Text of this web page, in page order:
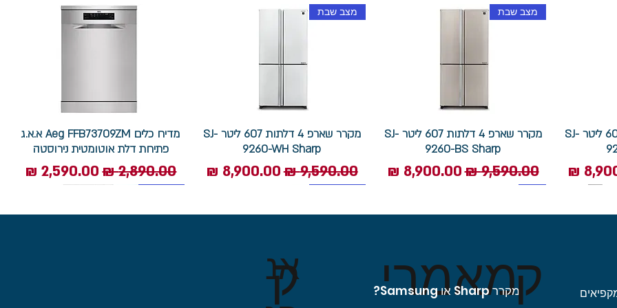
מקרר שארפ 4 דלתות 607 ליטר SJ-
מבצע
מצב שבת
מקרר שארפ 4 דלתות 607 ליטר SJ-
9260-BS Sharp
מחיר רגיל‏9,590.00 ‏₪ מחיר מבצע
מצב שבת
מקרר שארפ 4 דלתות 607 ליטר SJ-
9260-WH Sharp
מחיר רגיל‏9,590.00 ‏₪ מחיר מבצע
מדיח כלים Aeg FFB73709ZM א.א.ג
פתיחת דלת אוטומטית נירוסטה
מחיר רגיל‏2,890.00 ‏₪ מחיר מבצע
ק
אנ
מאמרי
מקרר Sharp או Samsung?ק